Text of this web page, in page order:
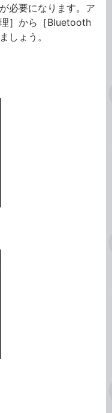
必要になります。ア
］から［Bluetooth
しょう。